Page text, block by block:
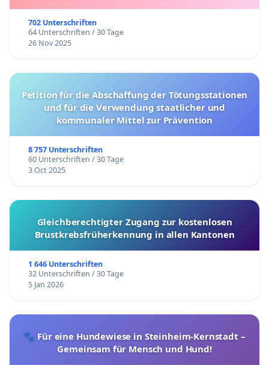
702 Unterschriften
64 Unterschriften / 30 Tage
26 Nov 2025
Petition für die Abschaffung der Tötungsstationen
und für die Verwendung staatlicher und
kommunaler Mittel zur Prävention
8 757 Unterschriften
60 Unterschriften / 30 Tage
3 Oct 2025
Gleichberechtigter Zugang zur kostenlosen
Brustkrebsfrüherkennung in allen Kantonen
1 646 Unterschriften
32 Unterschriften / 30 Tage
5 Jan 2026
🐾 Für eine Hundewiese in Steinheim-Kernstadt –
Gemeinsam für Mensch und Hund!